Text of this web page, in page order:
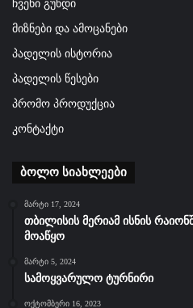
ჩვენი გუნდი
მიზნები და ამოცანები
პადელის ისტორია
პადელის წესები
პრომო პროდუქცია
კონტაქტი
ბოლო სიახლეები
მარტი 17, 2024
თბილისის მერიამ ისნის
მოაწყო
მარტი 5, 2024
სამოყვარულო ტურნირი
ოქტომბერი 16, 2023